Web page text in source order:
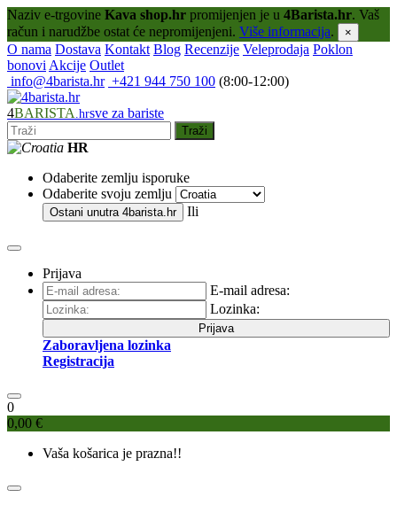
Naziv e-trgovine Kava shop.hr promijenjen je u 4Barista.hr. Vaš
račun i narudžbe ostat će nepromijenjeni. Više informacija. ×
O nama Dostava Kontakt Blog Recenzije Veleprodaja Poklon
bonovi Akcije Outlet
info@4barista.hr +421 944 750 100 (8:00-12:00)
4BARISTA .hrsve za bariste
Traži
HR
Odaberite zemlju isporuke
Odaberite svoju zemlju
Ostani unutra 4barista.hr Ili
Prijava
E-mail adresa:
Lozinka:
Prijava
Zaboravljena lozinka
Registracija
0
0,00 €
Vaša košarica je prazna!!